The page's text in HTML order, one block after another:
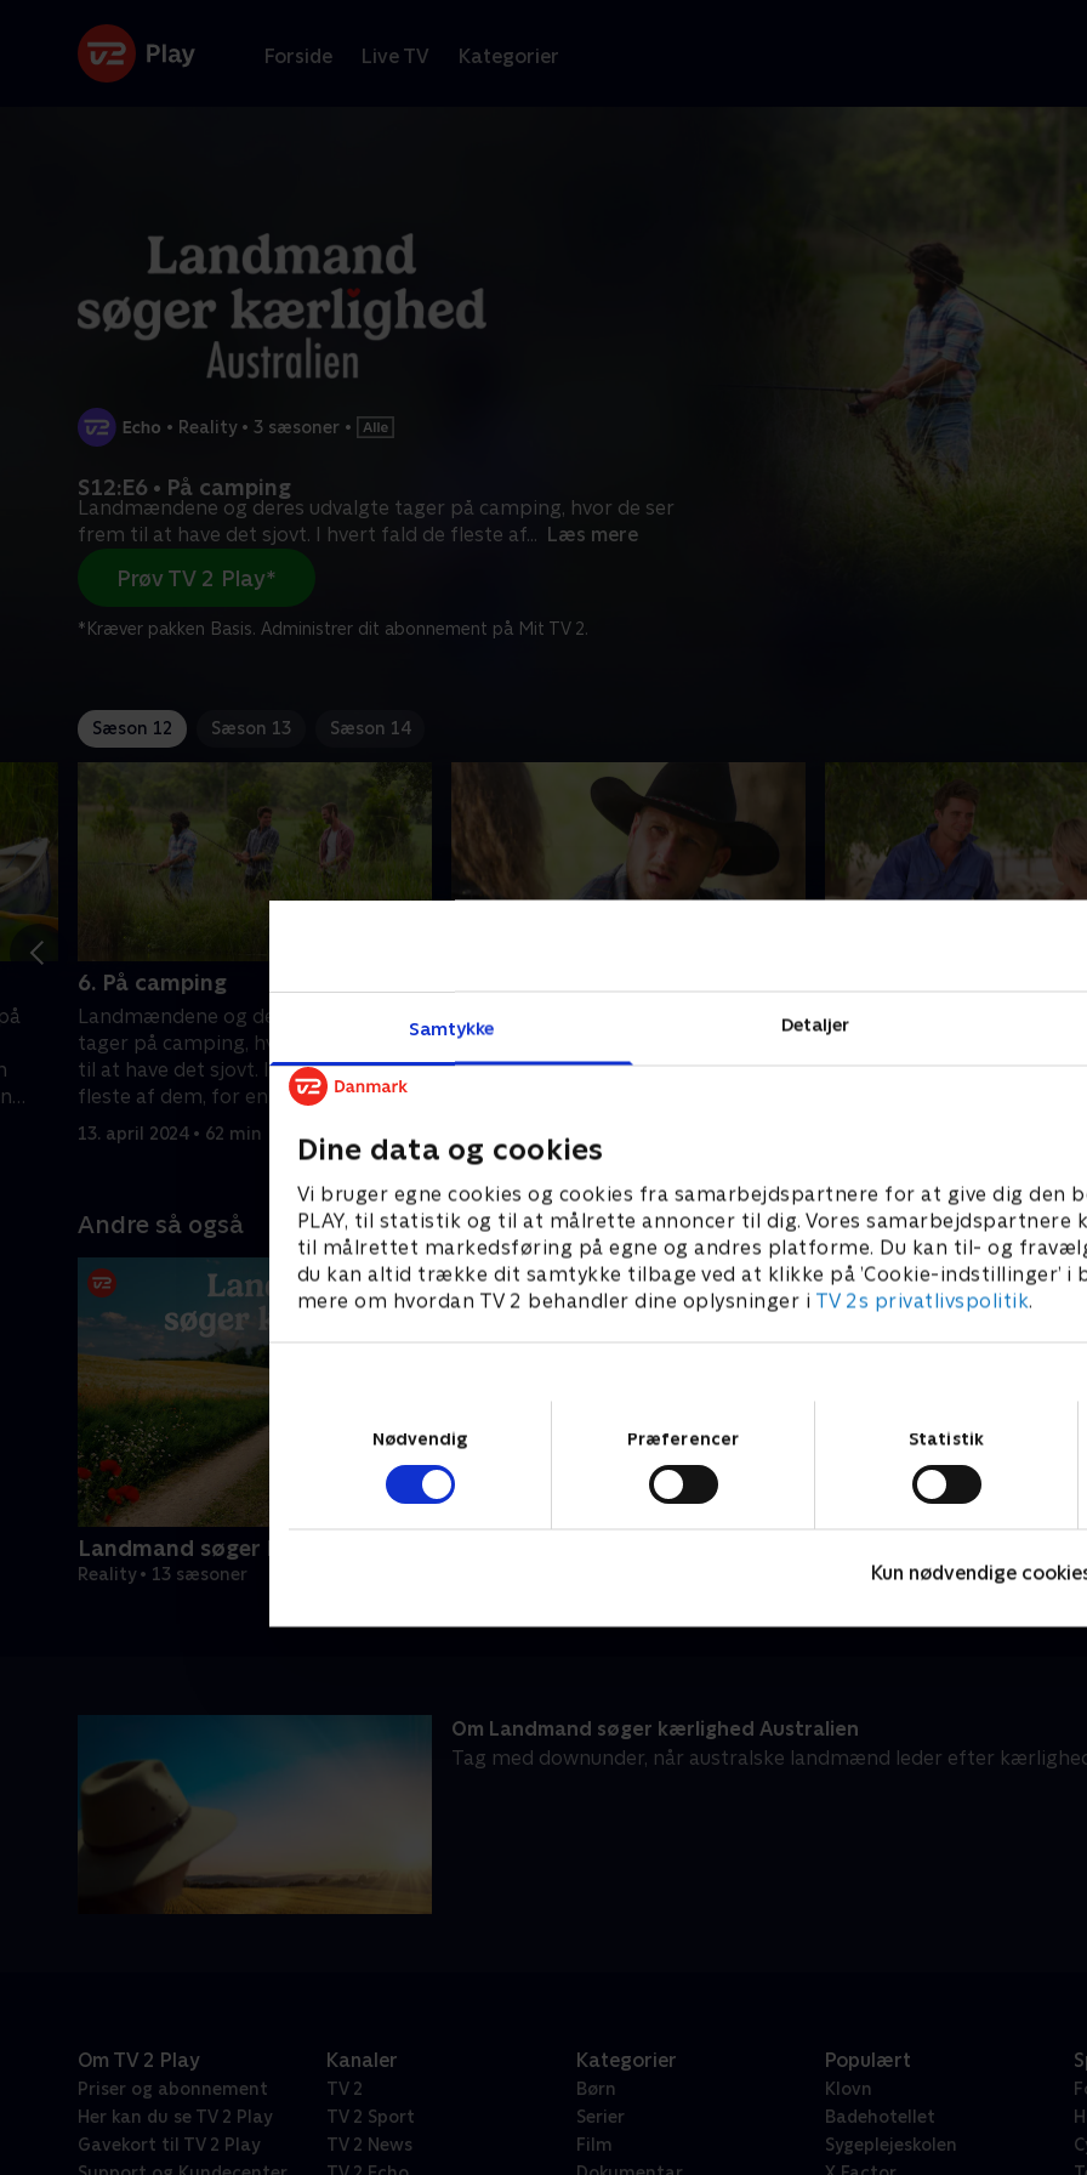
Samtykke Detaljer
Dine data og cookies
Vi bruger egne cookies og cookies fra samarbejdspartnere for at give dig den
PLAY, til statistik og til at målrette annoncer til dig. Vores samarbejdspartnere
til målrettet markedsføring på egne og andres platforme. Du kan til- og
du kan altid trække dit samtykke tilbage ved at klikke på ’Cookie-indstillinger’ i
mere om hvordan TV 2 behandler dine oplysninger i TV 2s privatlivspolitik.
Nødvendig
Præferencer Statistik
Kun nødvendige
Forside Live TV Kategorier
• Reality • 3 sæsoner •
S12:E6 • På camping
Landmændene og deres udvalgte tager på camping, hvor de ser
frem til at have det sjovt. I hvert fald de fleste af... Læs mere
Prøv TV 2 Play*
*Kræver pakken Basis. Administrer dit abonnement på Mit TV 2.
Sæson 12 Sæson 13 Sæson 14
6. På camping
Landmændene og deres udvalgte
tager på camping, hvor de ser frem
til at have det sjovt. I hvert fald de
fleste af dem, for en nat i det fri er
ikke for alle.
13. april 2024 • 62 min
Efter en sjov campingtur står de
næste solodates for døren. Der er
bestemt amoriner i luften, men en af
20. april 2024 • 62 min
På solodaten opstår der nye
Andre så også
Landmand søger kærlighed
Reality • 13 sæsoner
Om Landmand søger kærlighed Australien
Tag med downunder, når australske landmænd leder efter
Om TV 2 Play
Priser og abonnement
Her kan du se TV 2 Play
Gavekort til TV 2 Play
Kanaler
TV 2
TV 2 Sport
TV 2 News
Kategorier
Børn
Serier
Film
Populært
Klovn
Badehotellet
Sygeplejeskolen